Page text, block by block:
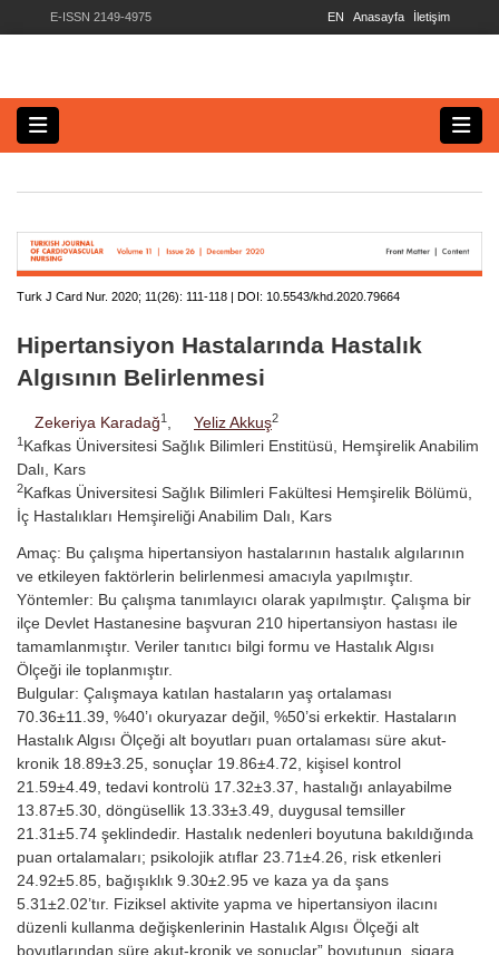
E-ISSN 2149-4975 İletişim
Anasayfa
EN
Turk J Card Nur. 2020; 11(26): 111-118 | DOI: 10.5543/khd.2020.79664
Hipertansiyon Hastalarında Hastalık
Algısının Belirlenmesi
Zekeriya Karadağ1 Yeliz Akkuş2
1 Kafkas Üniversitesi Sağlık Bilimleri Enstitüsü, Hemşirelik Anabilim
Dalı, Kars
2Kafkas Üniversitesi Sağlık Bilimleri Fakültesi Hemşirelik Bölümü,
İç Hastalıkları Hemşireliği Anabilim Dalı, Kars
Amaç: Bu çalışma hipertansiyon hastalarının hastalık algılarının
ve etkileyen faktörlerin belirlenmesi amacıyla yapılmıştır.
Yöntemler: Bu çalışma tanımlayıcı olarak yapılmıştır. Çalışma bir
ilçe Devlet Hastanesine başvuran 210 hipertansiyon hastası ile
tamamlanmıştır. Veriler tanıtıcı bilgi formu ve Hastalık Algısı
Ölçeği ile toplanmıştır.
Bulgular: Çalışmaya katılan hastaların yaş ortalaması
70.36±11.39, %40’ı okuryazar değil, %50’si erkektir. Hastaların
Hastalık Algısı Ölçeği alt boyutları puan ortalaması süre akut-
kronik 18.89±3.25, sonuçlar 19.86±4.72, kişisel kontrol
21.59±4.49, tedavi kontrolü 17.32±3.37, hastalığı anlayabilme
13.87±5.30, döngüsellik 13.33±3.49, duygusal temsiller
21.31±5.74 şeklindedir. Hastalık nedenleri boyutuna bakıldığında
puan ortalamaları; psikolojik atıflar 23.71±4.26, risk etkenleri
24.92±5.85, bağışıklık 9.30±2.95 ve kaza ya da şans
5.31±2.02’tır. Fiziksel aktivite yapma ve hipertansiyon ilacını
düzenli kullanma değişkenlerinin Hastalık Algısı Ölçeği alt
boyutlarından süre akut-kronik ve sonuçlar” boyutunun, sigara